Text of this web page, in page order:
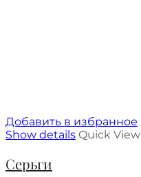
Добавить в избранное
Show details Quick View
Серьги